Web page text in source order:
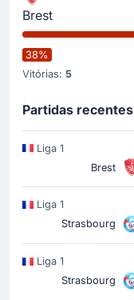
Brest
38%
Vitórias: 5
Partidas recentes
Liga 1
Brest
Liga 1
Strasbourg
Liga 1
Strasbourg